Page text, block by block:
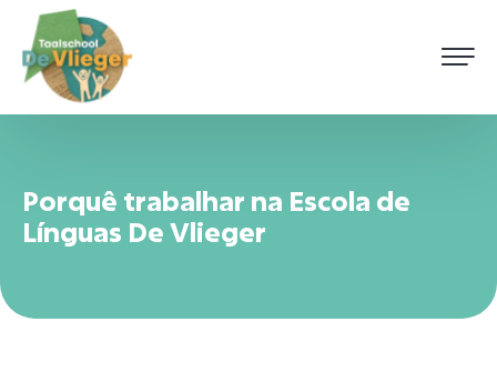
Porquê trabalhar na Escola de
Línguas De Vlieger